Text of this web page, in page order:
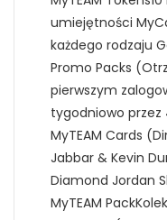
umiejętności
każdego rodzaju
Promo Packs
pierwszym
tygodniowo
MyTEAM Cards
Jabbar & Kevin
Diamond Jordan
MyTEAM